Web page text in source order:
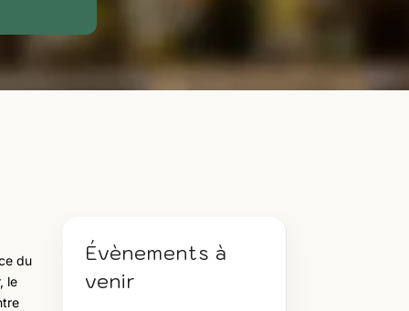
du
le
Évènements à
venir